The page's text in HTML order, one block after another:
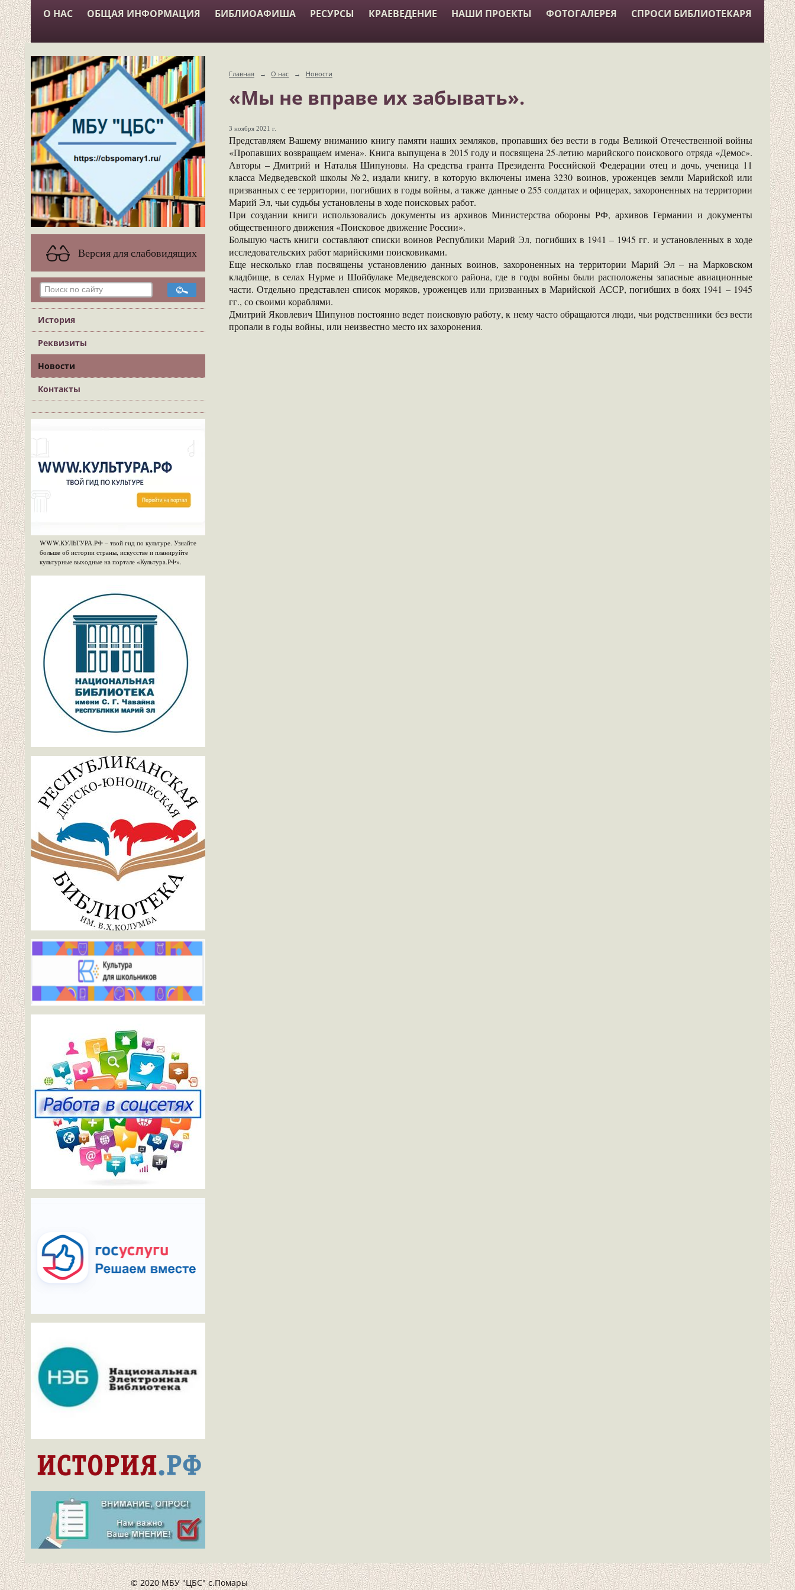
О НАС ОБЩАЯ ИНФОРМАЦИЯ БИБЛИОАФИША РЕСУРСЫ КРАЕВЕДЕНИЕ НАШИ ПРОЕКТЫ ФОТОГАЛЕРЕЯ СПРОСИ БИБЛИОТЕКАРЯ
Версия для слабовидящих
История
Реквизиты
Новости
Контакты
WWW.КУЛЬТУРА.РФ – твой гид по культуре. Узнайте
больше об истории страны, искусстве и планируйте
культурные выходные на портале «Культура.РФ».
Главная → О нас → Новости
«Мы не вправе их забывать».
3 ноября 2021 г.
Представляем Вашему вниманию книгу памяти наших земляков, пропавших без вести в годы Великой Отечественной войны
«Пропавших возвращаем имена». Книга выпущена в 2015 году и посвящена 25-летию марийского поискового отряда «Демос».
Авторы – Дмитрий и Наталья Шипуновы. На средства гранта Президента Российской Федерации отец и дочь, ученица 11
класса Медведевской школы №2, издали книгу, в которую включены имена 3230 воинов, уроженцев земли Марийской или
призванных с ее территории, погибших в годы войны, а также данные о 255 солдатах и офицерах, захороненных на территории
Марий Эл, чьи судьбы установлены в ходе поисковых работ.
При создании книги использовались документы из архивов Министерства обороны РФ, архивов Германии и документы
общественного движения «Поисковое движение России».
Большую часть книги составляют списки воинов Республики Марий Эл, погибших в 1941 – 1945 гг. и установленных в ходе
исследовательских работ марийскими поисковиками.
Еще несколько глав посвящены установлению данных воинов, захороненных на территории Марий Эл – на Марковском
кладбище, в селах Нурме и Шойбулаке Медведевского района, где в годы войны были расположены запасные авиационные
части. Отдельно представлен список моряков, уроженцев или призванных в Марийской АССР, погибших в боях 1941 – 1945
гг., со своими кораблями.
Дмитрий Яковлевич Шипунов постоянно ведет поисковую работу, к нему часто обращаются люди, чьи родственники без вести
пропали в годы войны, или неизвестно место их захоронения.
© 2020 МБУ "ЦБС" с.Помары